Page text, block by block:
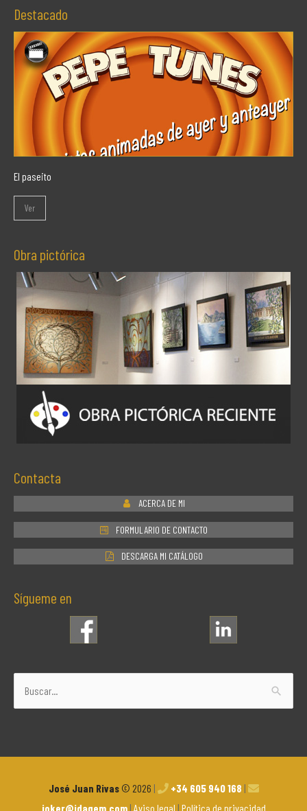
Destacado
El paseito
Ver
Obra pictórica
Contacta
ACERCA DE MI
FORMULARIO DE CONTACTO
DESCARGA MI CATÁLOGO
Sígueme en
Buscar
por:
José Juan Rivas© 2026 | +34 605 940 168 |
joker@idagem.com | Aviso legal | Política de privacidad